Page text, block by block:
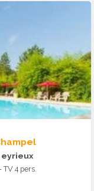
eyrieux
4 pers.